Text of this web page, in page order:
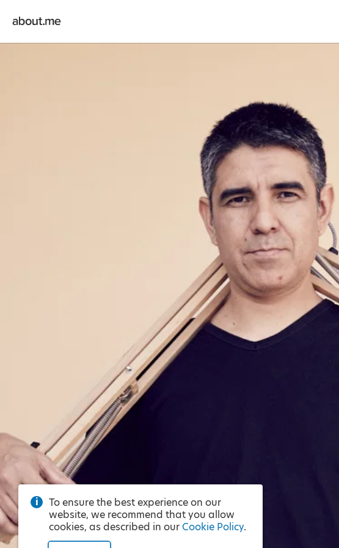
To ensure the best experience on our
website, we recommend that you allow
cookies, as described in our Cookie Policy.